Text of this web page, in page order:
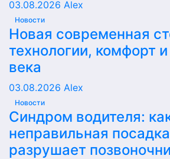
03.08.2026 Alex
Новости
Новая современная
технологии, комфорт
века
03.08.2026 Alex
Новости
Синдром водителя:
неправильная
разрушает